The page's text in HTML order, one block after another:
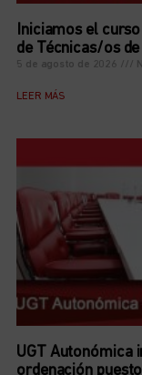
Iniciamos el
de Técnicas/os
5 de agosto de 2026
LEER MÁS
UGT Autonómica
ordenación